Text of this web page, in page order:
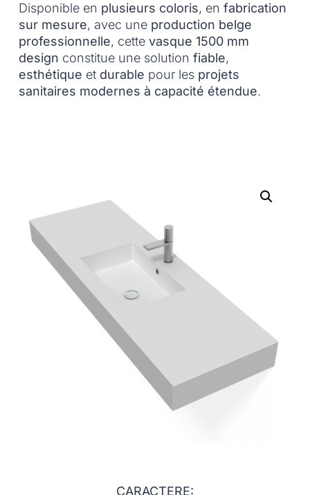
Disponible en plusieurs coloris, en fabrication
sur mesure, avec une production belge
professionnelle, cette vasque 1500 mm
design constitue une solution fiable,
esthétique et durable pour les projets
sanitaires modernes à capacité étendue.
CARACTERE: